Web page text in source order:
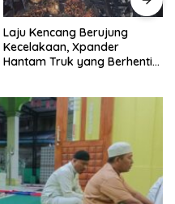
Kurang dari 1×24 Jam, Polsek
Lima Puluh Ringkus Pelaku
Curas